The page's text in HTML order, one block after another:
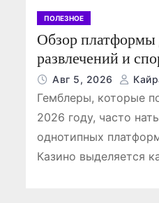
ПОЛЕЗНОЕ
Обзор
развлечений и
Авг 5, 2026
Гемблеры, которые
2026 году, часто
однотипных
Казино выделяется